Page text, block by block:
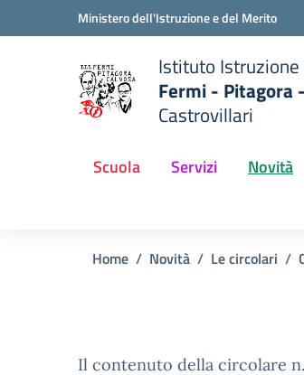
Vai ai contenuti
Vai al menu di navigazioneMinistero dell'Istruzione e del Merito
Istituto Istruzione
Fermi - Pitagora
Castrovillari
Scuola Servizi Novità
Home Novità Le circolari
Il contenuto della circolare